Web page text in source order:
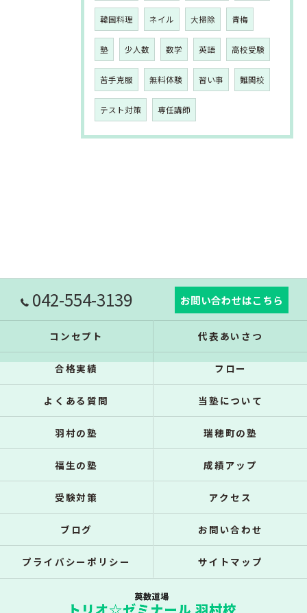
韓国料理 ネイル 大掃除 青梅
塾 少人数 数学 英語 高校受験
苦手克服 無料体験 習い事 難関校
テスト対策 専任講師
042-554-3139 お問い合わせはこちら
コンセプト 代表あいさつ
合格実績 フロー
よくある質問 当塾について
羽村の塾 瑞穂町の塾
福生の塾 成績アップ
受験対策 アクセス
ブログ お問い合わせ
プライバシーポリシー サイトマップ